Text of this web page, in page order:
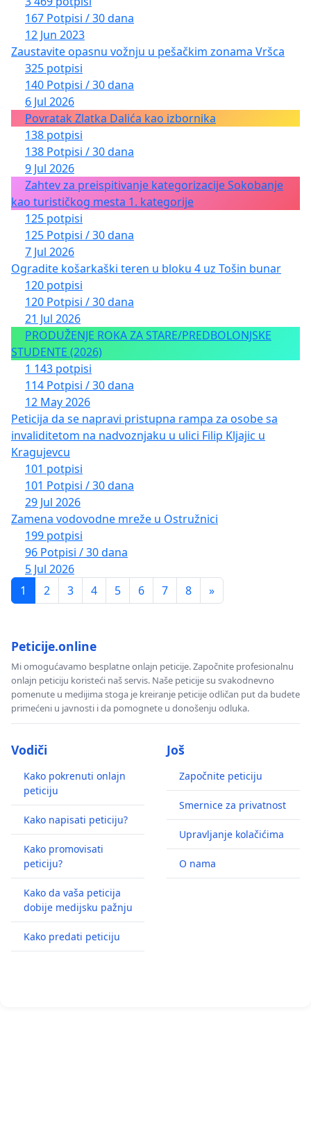
167 Potpisi / 30 dana
12 Jun 2023
Zaustavite opasnu vožnju u pešačkim zonama Vršca
325 potpisi
140 Potpisi / 30 dana
6 Jul 2026
Povratak Zlatka Dalića kao izbornika
138 potpisi
138 Potpisi / 30 dana
9 Jul 2026
Zahtev za preispitivanje kategorizacije Sokobanje
kao turističkog mesta 1. kategorije
125 potpisi
125 Potpisi / 30 dana
7 Jul 2026
Ogradite košarkaški teren u bloku 4 uz Tošin bunar
120 potpisi
120 Potpisi / 30 dana
21 Jul 2026
PRODUŽENJE ROKA ZA STARE/PREDBOLONJSKE
STUDENTE (2026)
1 143 potpisi
114 Potpisi / 30 dana
12 May 2026
Peticija da se napravi pristupna rampa za osobe sa
invaliditetom na nadvoznjaku u ulici Filip Kljajic u
Kragujevcu
101 potpisi
101 Potpisi / 30 dana
29 Jul 2026
Zamena vodovodne mreže u Ostružnici
199 potpisi
96 Potpisi / 30 dana
5 Jul 2026
1
2 3 4 5 6 7 8 »
Peticije.online
Mi omogućavamo besplatne onlajn peticije. Započnite profesionalnu
onlajn peticiju koristeći naš servis. Naše peticije su svakodnevno
pomenute u medijima stoga je kreiranje peticije odličan put da budete
primećeni u javnosti i da pomognete u donošenju odluka.
Vodiči
Kako pokrenuti onlajn
peticiju
Kako napisati peticiju?
Kako promovisati
peticiju?
Kako da vaša peticija
dobije medijsku pažnju
Kako predati peticiju
Još
Započnite peticiju
Smernice za privatnost
Upravljanje kolačićima
O nama